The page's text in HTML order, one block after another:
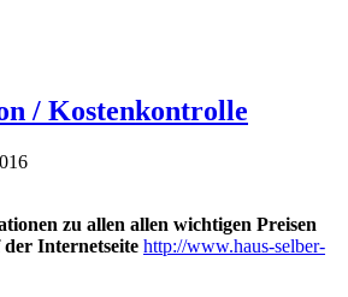
/ Kostenkontrolle
zu allen allen wichtigen Preisen
der Internetseite http://www.haus-selber-